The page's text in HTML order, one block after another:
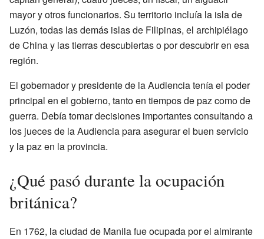
mayor y otros funcionarios. Su territorio incluía la isla de
Luzón, todas las demás islas de Filipinas, el archipiélago
de China y las tierras descubiertas o por descubrir en esa
región.
El gobernador y presidente de la Audiencia tenía el poder
principal en el gobierno, tanto en tiempos de paz como de
guerra. Debía tomar decisiones importantes consultando a
los jueces de la Audiencia para asegurar el buen servicio
y la paz en la provincia.
¿Qué pasó durante la ocupación
británica?
En 1762, la ciudad de Manila fue ocupada por el almirante